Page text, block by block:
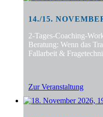
14./15.
2-Tages-Coaching-
Beratung: Wenn das
Fallarbeit &
Zur Veranstaltung